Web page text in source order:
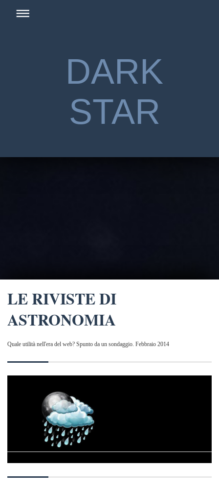
DARK
STAR
LE RIVISTE DI
ASTRONOMIA
Quale utilità nell'era del web? Spunto da un sondaggio. Febbraio 2014